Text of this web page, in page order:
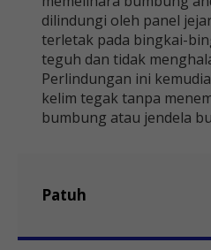
dilindungi oleh panel
terletak pada bingkai-
teguh dan tidak
Perlindungan ini
kelim tegak tanpa
bumbung atau jendela
Patuh